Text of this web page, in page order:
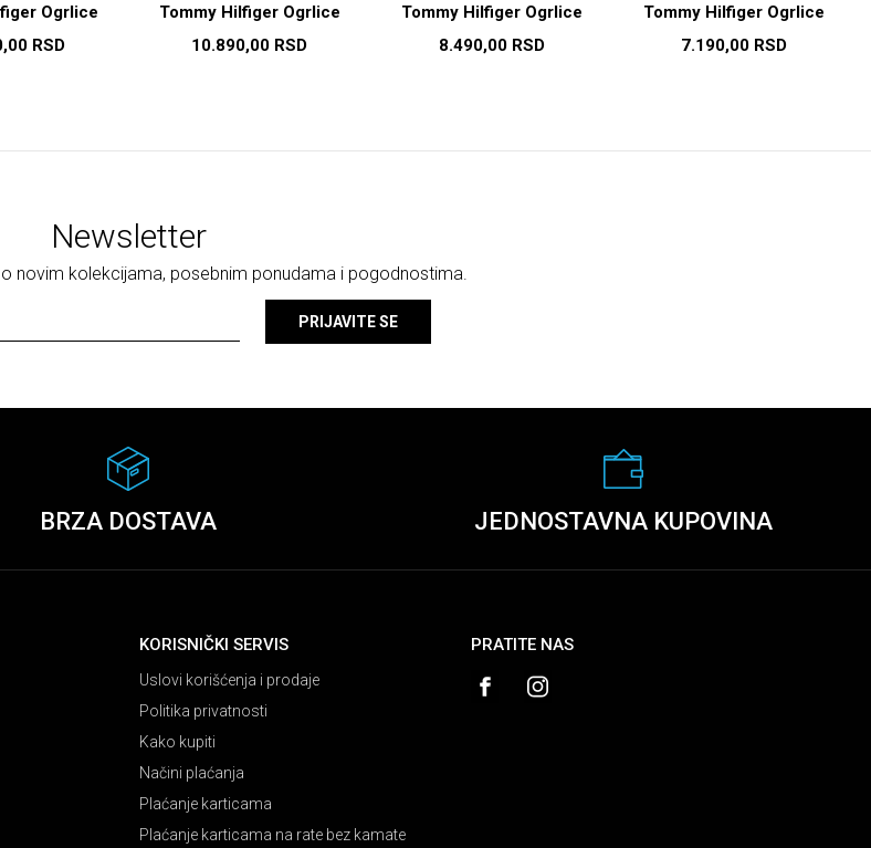
Ogrlice
RSD
Tommy Hilfiger Ogrlice
10.890,00 RSD
Tommy Hilfiger Ogrlice
8.490,00 RSD
Tommy Hilfiger Ogrlice
7.190,00 RSD
Newsletter
novim kolekcijama, posebnim ponudama i pogodnostima.
PRIJAVITE SE
BRZA DOSTAVA JEDNOSTAVNA KUPOVINA
KORISNIČKI SERVIS
Uslovi korišćenja i prodaje
Politika privatnosti
Kako kupiti
Načini plaćanja
Plaćanje karticama
Plaćanje karticama na rate bez kamate
PRATITE NAS